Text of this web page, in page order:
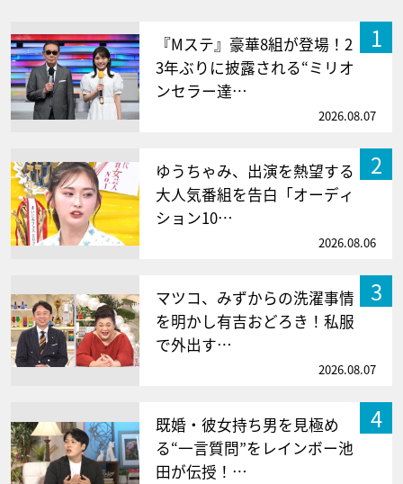
1
『Mステ』豪華8組が登場！2
3年ぶりに披露される“ミリオ
ンセラー達…
2026.08.07
2
ゆうちゃみ、出演を熱望する
大人気番組を告白「オーディ
ション10…
2026.08.06
3
マツコ、みずからの洗濯事情
を明かし有吉おどろき！私服
で外出す…
2026.08.07
4
既婚・彼女持ち男を見極め
る“一言質問”をレインボー池
田が伝授！…